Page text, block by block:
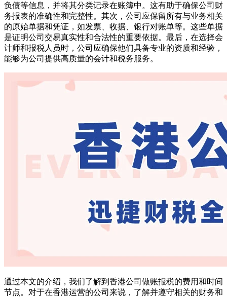
负债等信息，并将其分类记录在账簿中。这有助于确保公司财
务报表的准确性和完整性。其次，公司应保留所有与业务相关
的原始单据和凭证，如发票、收据、银行对账单等。这些单据
是证明公司交易真实性和合法性的重要依据。最后，在选择会
计师和报税人员时，公司应确保他们具备专业的资质和经验，
能够为公司提供高质量的会计和税务服务。
通过本文的介绍，我们了解到香港公司做账报税的费用和时间
节点。对于在香港运营的公司来说，了解并遵守相关的财务和